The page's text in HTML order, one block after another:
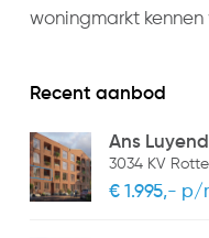
woningmarkt kennen
Recent aanbod
Ans
3034 KV
€ 1.995,- p/